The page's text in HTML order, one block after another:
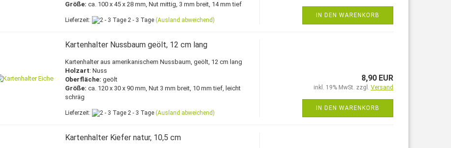
Größe: ca. 100 x 45 x 28 mm, Nut mittig, 3 mm breit, 14 mm tief
Lieferzeit: 2 - 3 Tage (Ausland abweichend)
IN DEN WARENKORB
Kartenhalter Nussbaum geölt, 12 cm lang
Kartenhalter aus amerikanischem Nussbaum, geölt, 12 cm lang
Holzart: Nuss
Oberfläche: geölt
Größe: ca. 120 x 30 x 90 mm, Nut 3 mm breit, 10 mm tief, leicht
schräg
Lieferzeit: 2 - 3 Tage (Ausland abweichend)
8,90 EUR
inkl. 19% MwSt. zzgl. Versand
IN DEN WARENKORB
Kartenhalter Kiefer natur, 10,5 cm